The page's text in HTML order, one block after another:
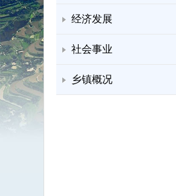
经济发展
社会事业
乡镇概况